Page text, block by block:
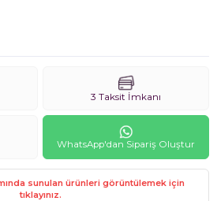
3 Taksit İmkanı
WhatsApp'dan Sipariş Oluştur
sunulan ürünleri görüntülemek için
tıklayınız.